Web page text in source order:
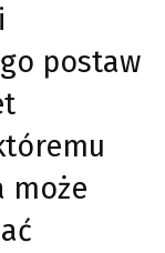
postaw
może